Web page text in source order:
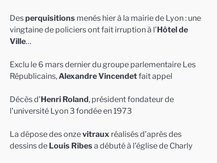
Des perquisitions menés hier à la mairie de Lyon : une
vingtaine de policiers ont fait irruption à l’Hôtel de
Ville…
Exclu le 6 mars dernier du groupe parlementaire Les
Républicains,Alexandre Vincendetfait appel
Décès d’Henri Roland, président fondateur de
l’université Lyon 3 fondée en 1973
La dépose des onzevitraux réalisés d’après des
dessins de Louis Ribes a débuté à l’église de Charly